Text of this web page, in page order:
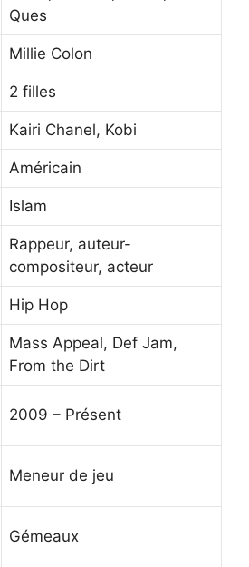
Ques
Millie Colon
2 filles
Kairi Chanel, Kobi
Américain
Islam
Rappeur, auteur-
compositeur, acteur
Hip Hop
Mass Appeal, Def Jam,
From the Dirt
2009 – Présent
Meneur de jeu
Gémeaux